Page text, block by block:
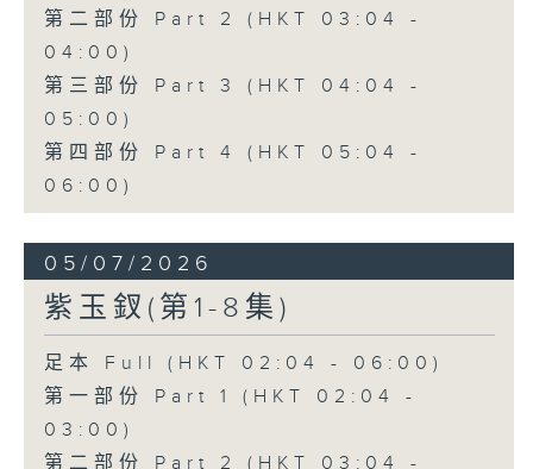
第二部份 Part 2 (HKT 03:04 -
04:00)
第三部份 Part 3 (HKT 04:04 -
05:00)
第四部份 Part 4 (HKT 05:04 -
06:00)
05/07/2026
紫玉釵(第1-8集)
足本 Full (HKT 02:04 - 06:00)
第一部份 Part 1 (HKT 02:04 -
03:00)
第二部份 Part 2 (HKT 03:04 -